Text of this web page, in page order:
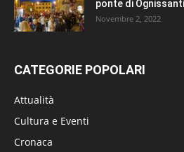
ponte di
Novembre 2, 2022
CATEGORIE POPOLARI
Attualità
Cultura e Eventi
Cronaca